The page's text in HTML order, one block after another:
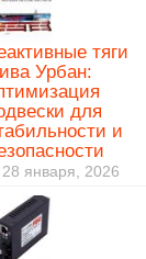
тяги
Урбан:
для
и
28 января, 2026